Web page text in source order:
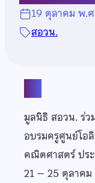
19 ตุลาคม พ.
สอวน.
มูลนิธิ สอวน. ร่
อบรมครูศูนย์โอ
คณิตศาสตร์ ปร
21 – 25 ตุลาคม